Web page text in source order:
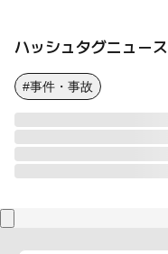
ハッシュタグニュース
#事件・事故